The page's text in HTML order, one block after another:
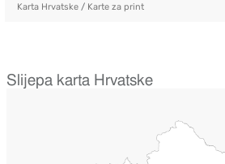
Karta Hrvatske/ Karte za print
Slijepa karta Hrvatske